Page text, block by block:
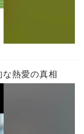
熱愛の真相